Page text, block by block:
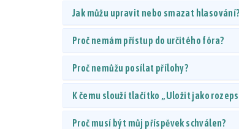
Jak můžu upravit nebo smazat hlasování?
Proč nemám přístup do určitého fóra?
Proč nemůžu posílat přílohy?
K čemu slouží tlačítko „Uložit jako
Proč musí být můj příspěvek schválen?